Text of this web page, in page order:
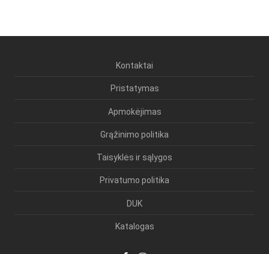
Kontaktai
Pristatymas
Apmokėjimas
Grąžinimo politika
Taisyklės ir sąlygos
Privatumo politika
DUK
Katalogas